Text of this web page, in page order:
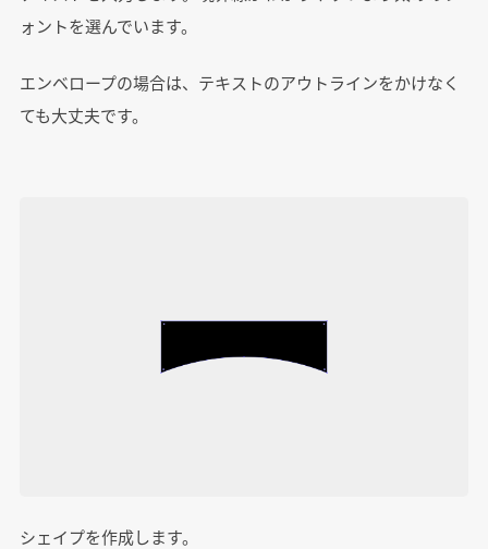
ォントを選んでいます。
エンベロープの場合は、テキストのアウトラインをかけなく
ても大丈夫です。
シェイプを作成します。